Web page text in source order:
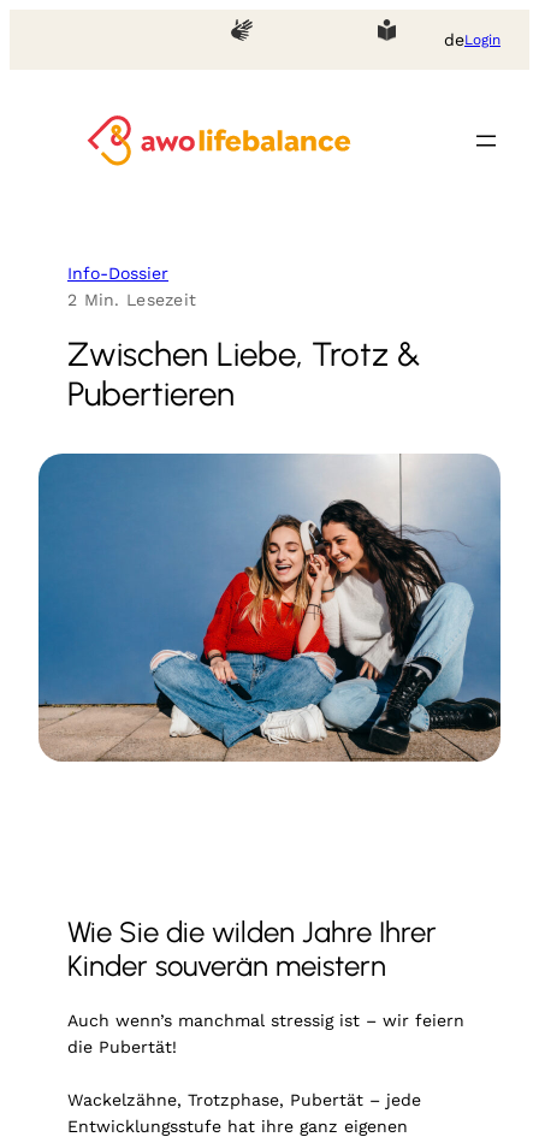
springen
deLogin
Info-Dossier
2 Min. Lesezeit
Zwischen Liebe, Trotz &
Pubertieren
Wie Sie die wilden Jahre Ihrer
Kinder souverän meistern
Auch wenn’s manchmal stressig ist – wir feiern
die Pubertät!
Wackelzähne, Trotzphase, Pubertät – jede
Entwicklungsstufe hat ihre ganz eigenen